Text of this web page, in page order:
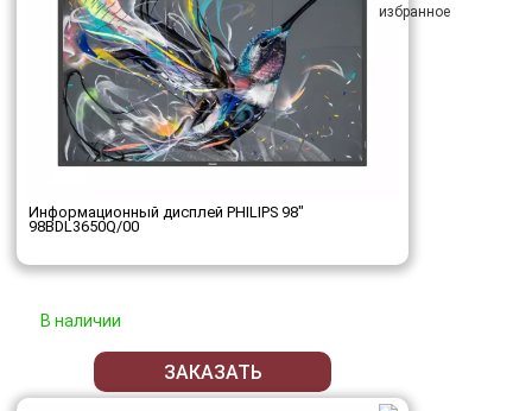
Информационный дисплей PHILIPS 98"
98BDL3650Q/00
В наличии
ЗАКАЗАТЬ